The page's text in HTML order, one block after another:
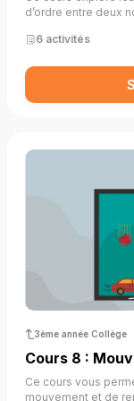
d’ordre entre deux
permet de
inégalités. Une
les raisonnements
simples et
6 activités
3ème année Collège
Cours 8 :
Ce cours vous
mouvement et de